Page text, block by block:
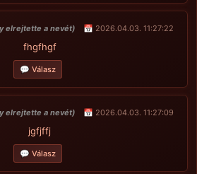
elrejtette a nevét) 📅 2026.04.03. 11:27:22
fhgfhgf
💬 Válasz
elrejtette a nevét) 📅 2026.04.03. 11:27:09
jgfjffj
💬 Válasz